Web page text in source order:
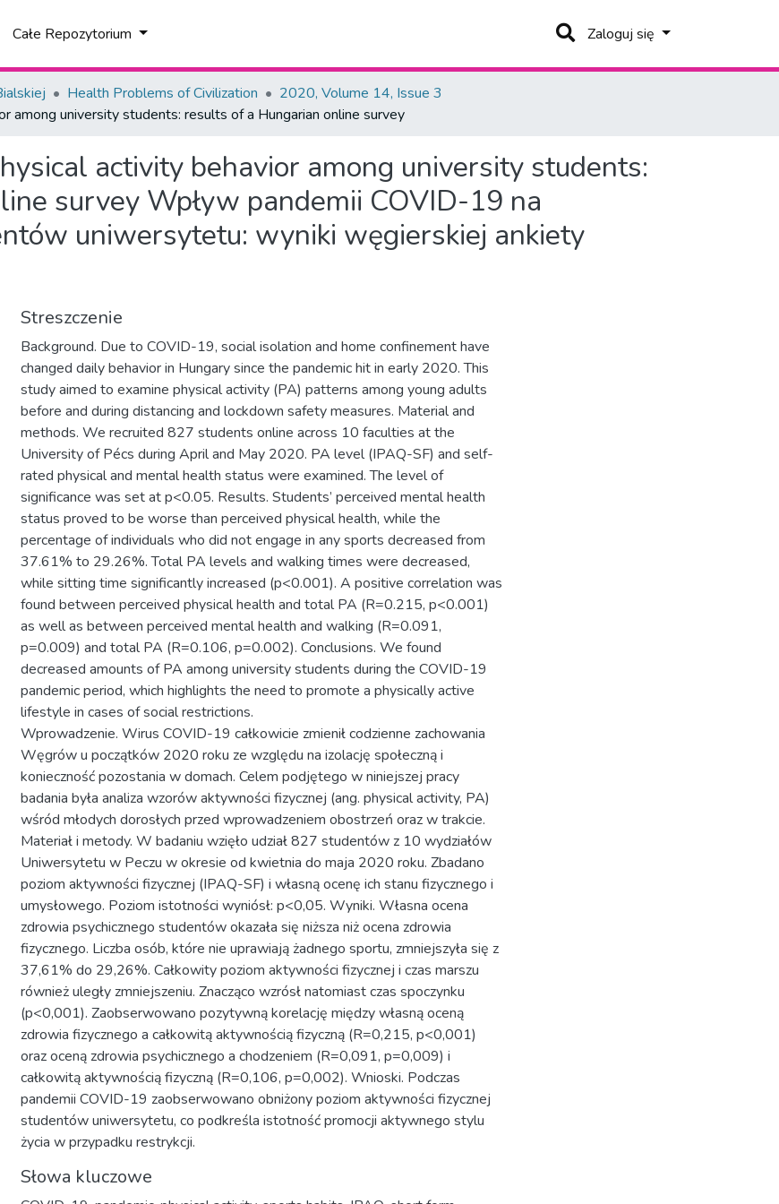
Całe Repozytorium Zaloguj się
Health Problems of Civilization
2020, Volume 14, Issue 3
among university students: results of a Hungarian online survey
activity behavior among university students:
survey Wpływ pandemii COVID-19 na
uniwersytetu: wyniki węgierskiej ankiety
Streszczenie
Background. Due to COVID-19, social isolation and home confinement have
changed daily behavior in Hungary since the pandemic hit in early 2020. This
study aimed to examine physical activity (PA) patterns among young adults
before and during distancing and lockdown safety measures. Material and
methods. We recruited 827 students online across 10 faculties at the
University of Pécs during April and May 2020. PA level (IPAQ-SF) and self-
rated physical and mental health status were examined. The level of
significance was set at p<0.05. Results. Students’ perceived mental health
status proved to be worse than perceived physical health, while the
percentage of individuals who did not engage in any sports decreased from
37.61% to 29.26%. Total PA levels and walking times were decreased,
while sitting time significantly increased (p<0.001). A positive correlation was
found between perceived physical health and total PA (R=0.215, p<0.001)
as well as between perceived mental health and walking (R=0.091,
p=0.009) and total PA (R=0.106, p=0.002). Conclusions. We found
decreased amounts of PA among university students during the COVID-19
pandemic period, which highlights the need to promote a physically active
lifestyle in cases of social restrictions.
Wprowadzenie. Wirus COVID-19 całkowicie zmienił codzienne zachowania
Węgrów u początków 2020 roku ze względu na izolację społeczną i
konieczność pozostania w domach. Celem podjętego w niniejszej pracy
badania była analiza wzorów aktywności fizycznej (ang. physical activity, PA)
wśród młodych dorosłych przed wprowadzeniem obostrzeń oraz w trakcie.
Materiał i metody. W badaniu wzięło udział 827 studentów z 10 wydziałów
Uniwersytetu w Peczu w okresie od kwietnia do maja 2020 roku. Zbadano
poziom aktywności fizycznej (IPAQ-SF) i własną ocenę ich stanu fizycznego i
umysłowego. Poziom istotności wyniósł: p<0,05. Wyniki. Własna ocena
zdrowia psychicznego studentów okazała się niższa niż ocena zdrowia
fizycznego. Liczba osób, które nie uprawiają żadnego sportu, zmniejszyła się z
37,61% do 29,26%. Całkowity poziom aktywności fizycznej i czas marszu
również uległy zmniejszeniu. Znacząco wzrósł natomiast czas spoczynku
(p<0,001). Zaobserwowano pozytywną korelację między własną oceną
zdrowia fizycznego a całkowitą aktywnością fizyczną (R=0,215, p<0,001)
oraz oceną zdrowia psychicznego a chodzeniem (R=0,091, p=0,009) i
całkowitą aktywnością fizyczną (R=0,106, p=0,002). Wnioski. Podczas
pandemii COVID-19 zaobserwowano obniżony poziom aktywności fizycznej
studentów uniwersytetu, co podkreśla istotność promocji aktywnego stylu
życia w przypadku restrykcji.
Słowa kluczowe